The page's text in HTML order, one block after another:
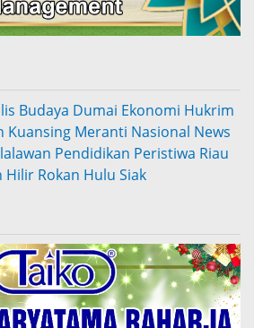
Budaya Dumai Ekonomi Hukrim
Kuansing Meranti Nasional News
Pendidikan Peristiwa Riau
Hilir Rokan Hulu Siak